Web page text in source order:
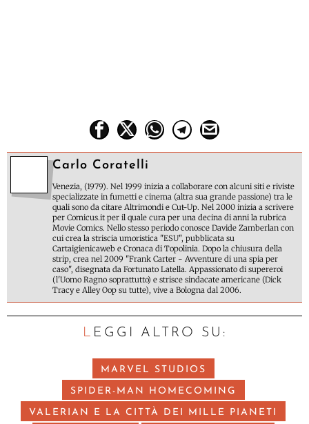
Carlo Coratelli
Venezia, (1979). Nel 1999 inizia a collaborare con alcuni siti e riviste
specializzate in fumetti e cinema (altra sua grande passione) tra le
quali sono da citare Altrimondi e Cut-Up. Nel 2000 inizia a scrivere
per Comicus.it per il quale cura per una decina di anni la rubrica
Movie Comics. Nello stesso periodo conosce Davide Zamberlan con
cui crea la striscia umoristica "ESU", pubblicata su
Cartaigienicaweb e Cronaca di Topolinia. Dopo la chiusura della
strip, crea nel 2009 "Frank Carter - Avventure di una spia per
caso", disegnata da Fortunato Latella. Appassionato di supereroi
(l'Uomo Ragno soprattutto) e strisce sindacate americane (Dick
Tracy e Alley Oop su tutte), vive a Bologna dal 2006.
LEGGI ALTRO SU:
MARVEL STUDIOS
SPIDER-MAN HOMECOMING
VALERIAN E LA CITTÀ DEI MILLE PIANETI